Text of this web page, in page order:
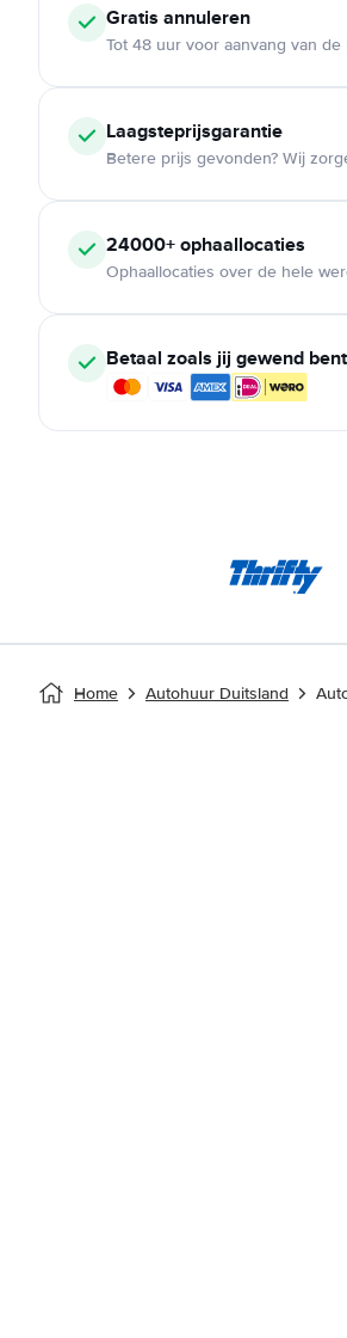
Gratis annuleren
Tot 48 uur voor aanvang van
Laagsteprijsgarantie
Betere prijs gevonden? Wij
24000+ ophaallocaties
Ophaallocaties over de hele
Betaal zoals jij gewend bent
Home Autohuur Duitsland